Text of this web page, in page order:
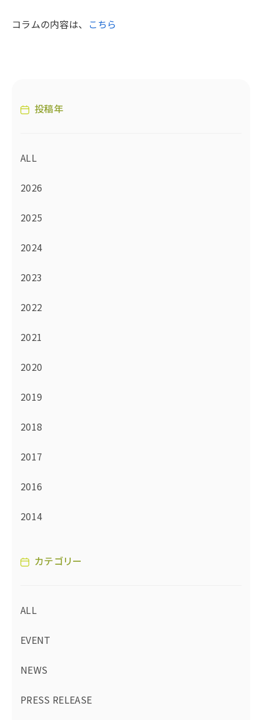
コラムの内容は、 こちら
投稿年
ALL
2026
2025
2024
2023
2022
2021
2020
2019
2018
2017
2016
2014
カテゴリー
ALL
EVENT
NEWS
PRESS RELEASE